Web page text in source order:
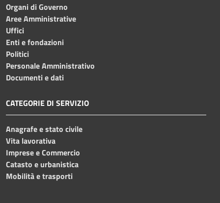
Organi di Governo
Aree Amministrative
Uffici
Enti e fondazioni
Politici
Personale Amministrativo
Documenti e dati
CATEGORIE DI SERVIZIO
Anagrafe e stato civile
Vita lavorativa
Imprese e Commercio
Catasto e urbanistica
Mobilità e trasporti